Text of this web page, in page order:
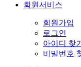
회원서비스
회원가입
로그인
아이디 찾기
비밀번호